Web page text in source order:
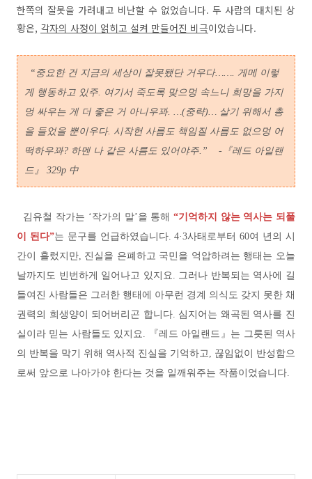
한쪽의 잘못을 가려내고 비난할 수 없었습니다. 두 사람의 대치된 상
황은, 각자의 사정이 얽히고 설켜 만들어진 비극이었습니다.
“중요한 건 지금의 세상이 잘못됐단 거우다……. 게메 이렇
게 행동하고 있주. 여기서 죽도록 맞으멍 속느니 희망을 가지
멍 싸우는 게 더 좋은 거 아니우꽈. …(중략)… 살기 위해서 총
을 들었을 뿐이우다. 시작헌 사름도 책임질 사름도 없으멍 어
떡하우꽈? 하멘 나 같은 사름도 있어야주. ”
-『레드 아일랜
드』 329p 中
김유철 작가는 ‘작가의 말’을 통해 “기억하지 않는 역사는 되풀
이 된다”는 문구를 언급하였습니다. 4·3사태로부터 60여 년의 시
간이 흘렀지만, 진실을 은폐하고 국민을 억압하려는 행태는 오늘
날까지도 빈번하게 일어나고 있지요. 그러나 반복되는 역사에 길
들여진 사람들은 그러한 행태에 아무런 경계 의식도 갖지 못한 채
권력의 희생양이 되어버리곤 합니다. 심지어는 왜곡된 역사를 진
실이라 믿는 사람들도 있지요. 『레드 아일랜드』는 그릇된 역사
의 반복을 막기 위해 역사적 진실을 기억하고, 끊임없이 반성함으
로써 앞으로 나아가야 한다는 것을 일깨워주는 작품이었습니다.